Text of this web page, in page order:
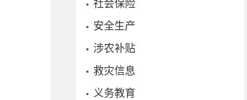
社会保险
安全生产
涉农补贴
救灾信息
义务教育